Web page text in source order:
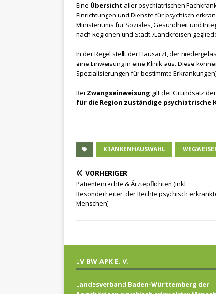
Eine Übersicht aller psychiatrischen
Einrichtungen und Dienste für psychisch
Ministeriums für Soziales, Gesundheit und
nach Regionen und Stadt-/Landkreisen
In der Regel stellt der Hausarzt, der
eine Einweisung in eine Klinik aus. Diese
Spezialisierungen für bestimmte
Bei Zwangseinweisung gilt der Grundsatz
für die Region zuständige psychiatrische
KRANKENHAUSWAHL
VORHERIGER
Patientenrechte & Ärztepflichten (inkl.
Besonderheiten der Rechte psychisch
Menschen)
LV BW APK E. V.
Landesverband Baden-Württemberg der